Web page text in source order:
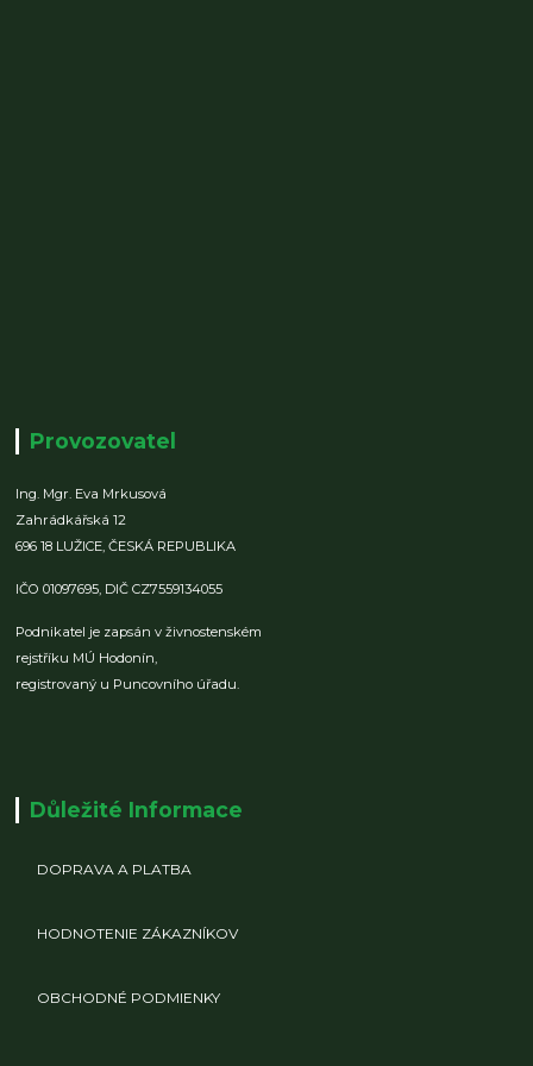
Provozovatel
Ing. Mgr. Eva Mrkusová
Zahrádkářská 12
696 18 LUŽICE,ČESKÁ REPUBLIKA
IČO 01097695, DIČ CZ7559134055
Podnikatel je zapsán v živnostenském
rejstříku MÚ Hodonín,
registrovaný u Puncovního úřadu.
Důležité Informace
DOPRAVA A PLATBA
HODNOTENIE ZÁKAZNÍKOV
OBCHODNÉ PODMIENKY